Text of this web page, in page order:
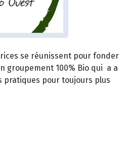
se réunissent pour fonder
groupement 100% Bio qui a a
pour toujours plus